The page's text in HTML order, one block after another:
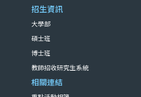
招生資訊
大學部
碩士班
博士班
教師招收研究生系統
相關連結